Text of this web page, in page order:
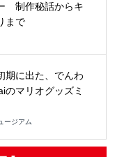
制作秘話からキ
まで
期に出た、でんわ
のマリオグッズミ
ージアム